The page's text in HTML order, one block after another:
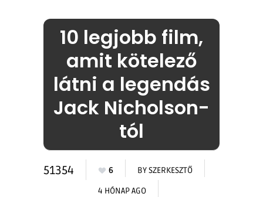
10 legjobb film,
amit kötelező
látni a legendás
Jack Nicholson-
tól
51354 6 BYSZERKESZTŐ
4 HÓNAP AGO